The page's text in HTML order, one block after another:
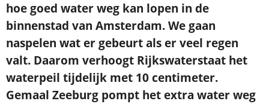
hoe goed water weg kan lopen in de
binnenstad van Amsterdam. We gaan
naspelen wat er gebeurt als er veel regen
valt. Daarom verhoogt Rijkswaterstaat het
waterpeil tijdelijk met 10 centimeter.
Gemaal Zeeburg pompt het extra water weg